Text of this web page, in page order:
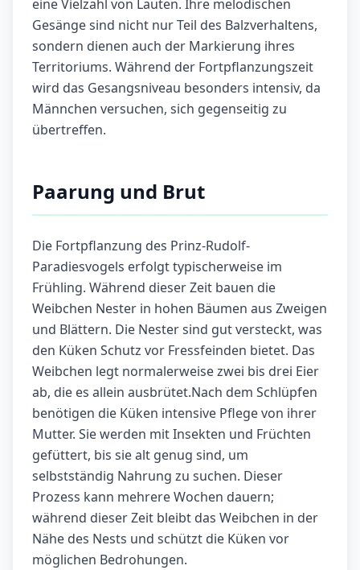
eine Vielzahl von Lauten. Ihre melodischen
Gesänge sind nicht nur Teil des Balzverhaltens,
sondern dienen auch der Markierung ihres
Territoriums. Während der Fortpflanzungszeit
wird das Gesangsniveau besonders intensiv, da
Männchen versuchen, sich gegenseitig zu
übertreffen.
Paarung und Brut
Die Fortpflanzung des Prinz-Rudolf-
Paradiesvogels erfolgt typischerweise im
Frühling. Während dieser Zeit bauen die
Weibchen Nester in hohen Bäumen aus Zweigen
und Blättern. Die Nester sind gut versteckt, was
den Küken Schutz vor Fressfeinden bietet. Das
Weibchen legt normalerweise zwei bis drei Eier
ab, die es allein ausbrütet.Nach dem Schlüpfen
benötigen die Küken intensive Pflege von ihrer
Mutter. Sie werden mit Insekten und Früchten
gefüttert, bis sie alt genug sind, um
selbstständig Nahrung zu suchen. Dieser
Prozess kann mehrere Wochen dauern;
während dieser Zeit bleibt das Weibchen in der
Nähe des Nests und schützt die Küken vor
möglichen Bedrohungen.